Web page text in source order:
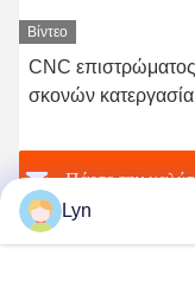
Βίντεο
CNC επιστρώματος
σκονών κατεργασία
αμμοβολών μερών
ανοξείδωτου
Πάρτε την
Lyn